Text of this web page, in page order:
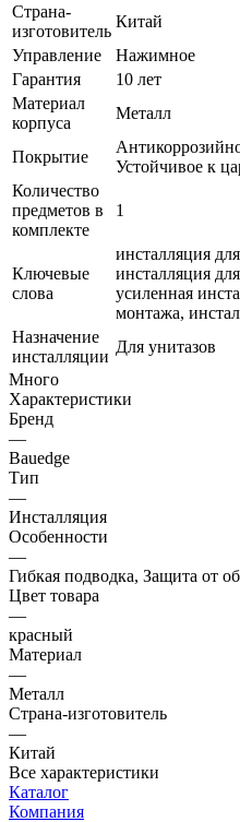
Страна-
изготовитель
Китай
Управление
Нажимное
Гарантия
10 лет
Материал
корпуса
Металл
Покрытие
Устойчивое к
Количество
предметов в
комплекте
1
Ключевые
слова
инсталляция
инсталляция
усиленная
монтажа,
Назначение
инсталляции
Для унитазов
Много
Характеристики
Бренд
—
Bauedge
Тип
—
Инсталляция
Особенности
—
Гибкая подводка, Защита от
Цвет товара
—
красный
Материал
—
Металл
Страна-изготовитель
—
Китай
Все характеристики
Каталог
Компания